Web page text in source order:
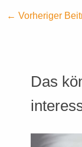
← Vorheriger
Das